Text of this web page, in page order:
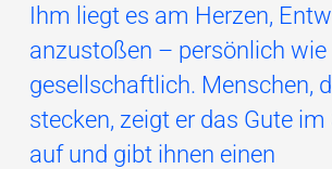
Ihm liegt es am Herzen,
anzustoßen – persönlich wie
gesellschaftlich. Menschen,
stecken, zeigt er das Gute
auf und gibt ihnen einen